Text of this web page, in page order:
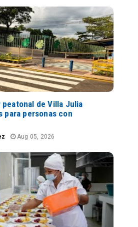
de Villa Julia
para personas con
Aug 05, 2026